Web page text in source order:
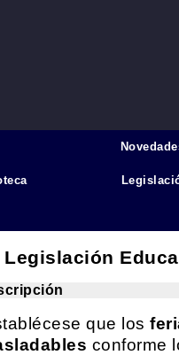
que los
conforme